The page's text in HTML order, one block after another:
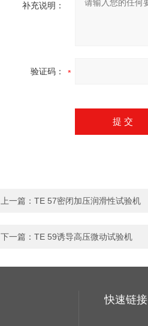
补充说明：
验证码：
上一篇： TE 57密闭加压润滑性试验机
下一篇： TE 59诱导⾼压微动试验机
快速链接